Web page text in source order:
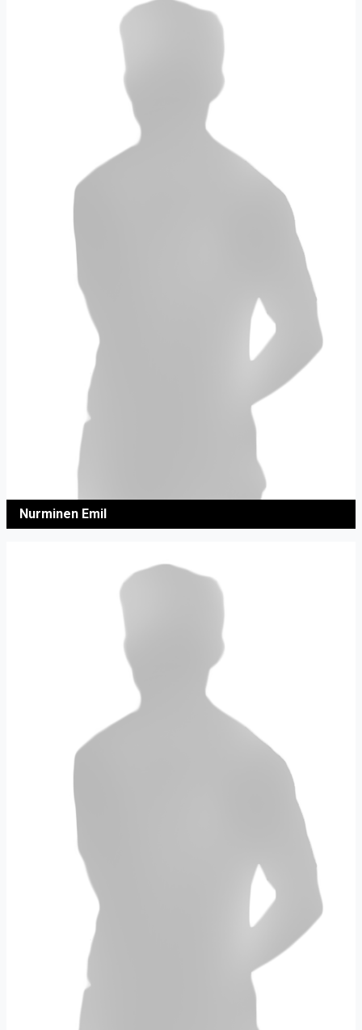
Nurminen Emil